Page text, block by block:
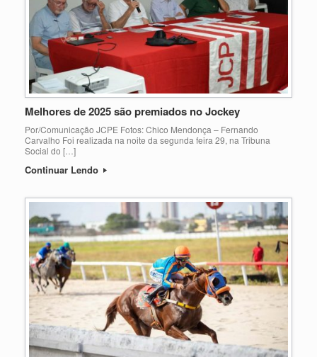
Melhores de 2025 são premiados no Jockey
Por/Comunicação JCPE Fotos: Chico Mendonça – Fernando
Carvalho Foi realizada na noite da segunda feira 29, na Tribuna
Social do […]
Continuar Lendo